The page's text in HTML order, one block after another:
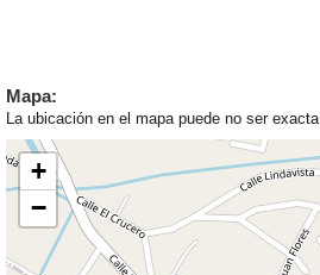
Mapa:
La ubicación en el mapa puede no ser exacta
+
−